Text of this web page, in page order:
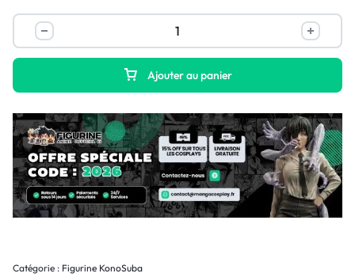
Ajouter au panier
Catégorie : Figurine KonoSuba